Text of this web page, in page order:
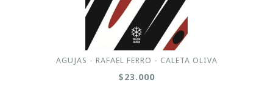
AGUJAS - RAFAEL FERRO - CALETA OLIVA
$23.000